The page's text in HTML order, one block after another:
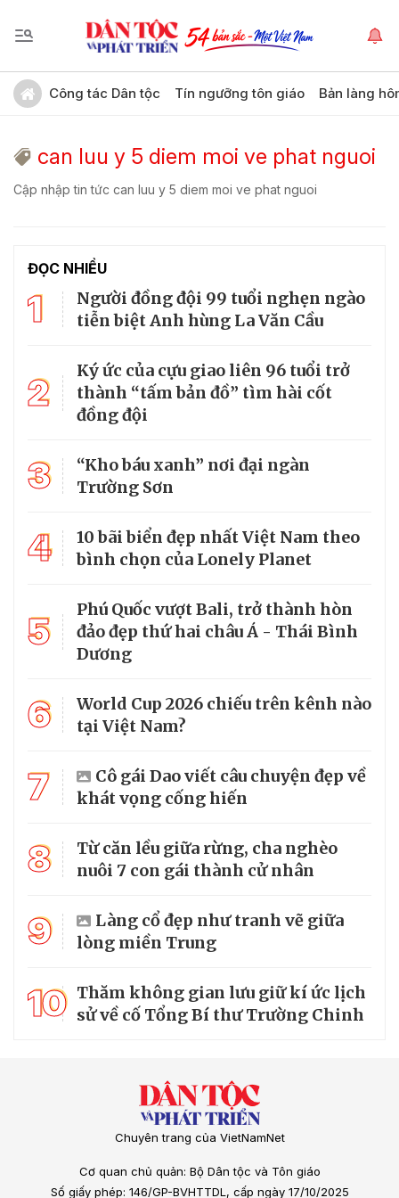
Công tác Dân tộc Tín ngưỡng tôn giáo Bản làng
can luu y 5 diem moi ve phat nguoi
Cập nhập tin tức can luu y 5 diem moi ve phat nguoi
ĐỌC NHIỀU
1
Người đồng đội 99 tuổi nghẹn ngào
tiễn biệt Anh hùng La Văn Cầu
2
Ký ức của cựu giao liên 96 tuổi trở
thành “tấm bản đồ” tìm hài cốt
đồng đội
3
“Kho báu xanh” nơi đại ngàn
Trường Sơn
4
10 bãi biển đẹp nhất Việt Nam theo
bình chọn của Lonely Planet
5
Phú Quốc vượt Bali, trở thành hòn
đảo đẹp thứ hai châu Á - Thái Bình
Dương
6
World Cup 2026 chiếu trên kênh nào
tại Việt Nam?
7
Cô gái Dao viết câu chuyện đẹp về
khát vọng cống hiến
8
Từ căn lều giữa rừng, cha nghèo
nuôi 7 con gái thành cử nhân
9
Làng cổ đẹp như tranh vẽ giữa
lòng miền Trung
10 Thăm không gian lưu giữ kí ức lịch
sử về cố Tổng Bí thư Trường Chinh
Chuyên trang của VietNamNet
Cơ quan chủ quản: Bộ Dân tộc và Tôn giáo
Số giấy phép: 146/GP-BVHTTDL, cấp ngày 17/10/2025